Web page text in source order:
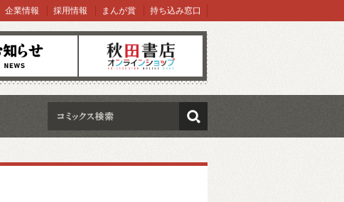
オンラインショップ
企業情報 採用情報 まんが賞 持ち込み窓口
検索